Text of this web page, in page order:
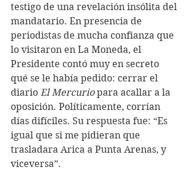
testigo de una revelación insólita del
mandatario. En presencia de
periodistas de mucha confianza que
lo visitaron en La Moneda, el
Presidente contó muy en secreto
qué se le había pedido: cerrar el
diario El Mercurio para acallar a la
oposición. Políticamente, corrían
días difíciles. Su respuesta fue: “Es
igual que si me pidieran que
trasladara Arica a Punta Arenas, y
viceversa”.